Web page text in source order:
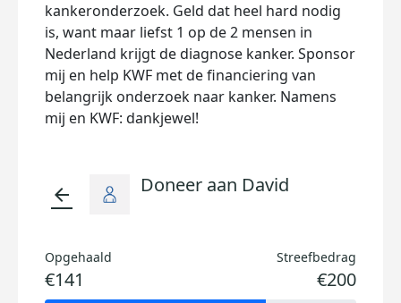
kankeronderzoek. Geld dat heel hard nodig
is, want maar liefst 1 op de 2 mensen in
Nederland krijgt de diagnose kanker. Sponsor
mij en help KWF met de financiering van
belangrijk onderzoek naar kanker. Namens
mij en KWF: dankjewel!
arrow_back Doneer aan David
Opgehaald
€141
Streefbedrag
€200